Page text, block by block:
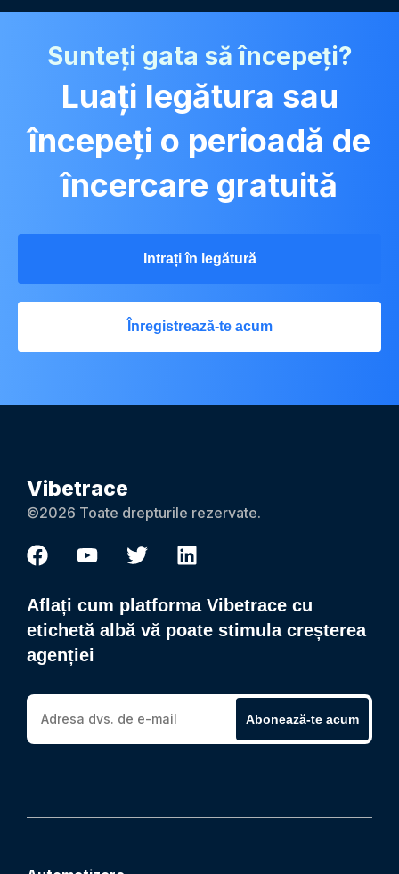
Sunteți gata să începeți?
Luați legătura sau
începeți o perioadă de
încercare gratuită
Intrați în legătură
Înregistrează-te acum
Vibetrace
©2026 Toate drepturile rezervate.
Aflați cum platforma Vibetrace cu
etichetă albă vă poate stimula creșterea
agenției
Abonează-te acum